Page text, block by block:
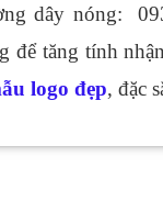
dây nóng:
để tăng tính
logo đẹp, đặc